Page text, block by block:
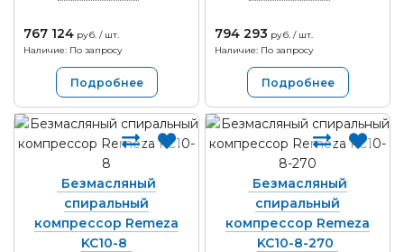
767 124 руб. / шт.
Наличие: По запросу
Подробнее
794 293 руб. / шт.
Наличие: По запросу
Подробнее
Безмасляный
спиральный
компрессор Remeza
KC10-8
Безмасляный
спиральный
компрессор Remeza
KC10-8-270